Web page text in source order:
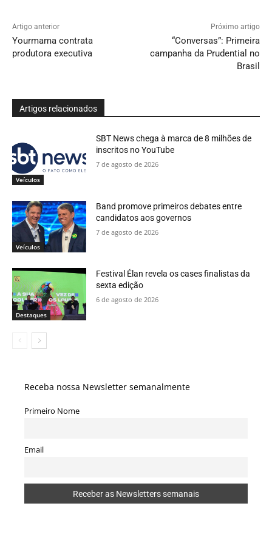
Artigo anterior
Yourmama contrata
produtora executiva
Próximo artigo
“Conversas”: Primeira
campanha da Prudential no
Brasil
Artigos relacionados
Veículos
SBT News chega à marca de 8 milhões de
inscritos no YouTube
7 de agosto de 2026
Veículos
Band promove primeiros debates entre
candidatos aos governos
7 de agosto de 2026
Destaques
Festival Élan revela os cases finalistas da
sexta edição
6 de agosto de 2026
Receba nossa Newsletter semanalmente
Primeiro Nome
Email